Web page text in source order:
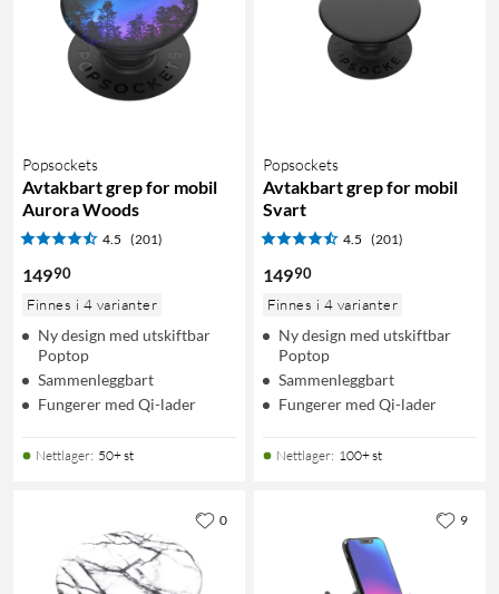
Popsockets
Avtakbart grep for mobil
Aurora Woods
4.5 (201)
14990
Finnes i 4 varianter
Ny design med utskiftbar
Poptop
Sammenleggbart
Fungerer med Qi-lader
Nettlager: 50+ st
Popsockets
Avtakbart grep for mobil
Svart
4.5 (201)
14990
Finnes i 4 varianter
Ny design med utskiftbar
Poptop
Sammenleggbart
Fungerer med Qi-lader
Nettlager: 100+ st
0 9